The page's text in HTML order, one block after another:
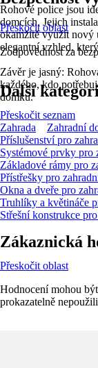
Rohové police jsou
domcích. Jejich
okamžitě využít nový
elegantní vzhled,
Závěr je jasný:
každého, kdo
domku.
Přeskočit oblast
Zodpovědnost za
Další
Přeskočit seznam
Zahrada
Zahradní
Příslušenství pro
Systémové prvky pro
Základové rámy pro
Přístřešky pro
Okna a dveře pro
Truhlíky a květináče
Střešní konstrukce
Zákaznická
Přeskočit oblast
Hodnocení mohou
prokazatelně